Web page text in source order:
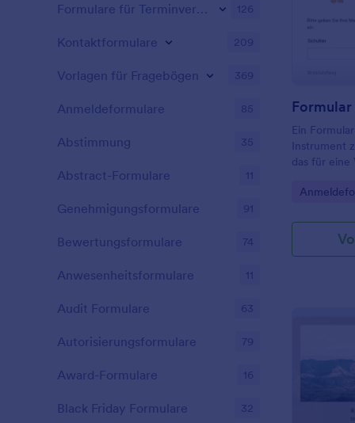
Ein
Instrument
das für eine
zum
Größe
werden.
finden, das
dieses
Jotform
einfach
Fügen Sie
Go to
Formulare für Terminvereinbarung 126
Kontaktformulare 209
Vorlagen für Fragebögen 369
Anmeldeformulare 85
Abstimmung 35
Abstract-Formulare 11
Genehmigungsformulare 91
Bewertungsformulare 74
Anwesenheitsformulare 11
Audit Formulare 63
Autorisierungsformulare 79
Award-Formulare 16
Black Friday Formulare 32